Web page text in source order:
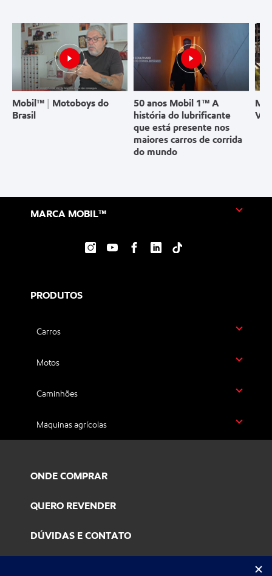
Mobil™ | Motoboys do
Brasil
50 anos Mobil 1™ A
história do lubrificante
que está presente nos
maiores carros de corrida
do mundo
PRODUTOS
Carros
Motos
Caminhões
Máquinas agrícolas
MARCA MOBIL™
ONDE COMPRAR
QUERO REVENDER
DÚVIDAS E CONTATO